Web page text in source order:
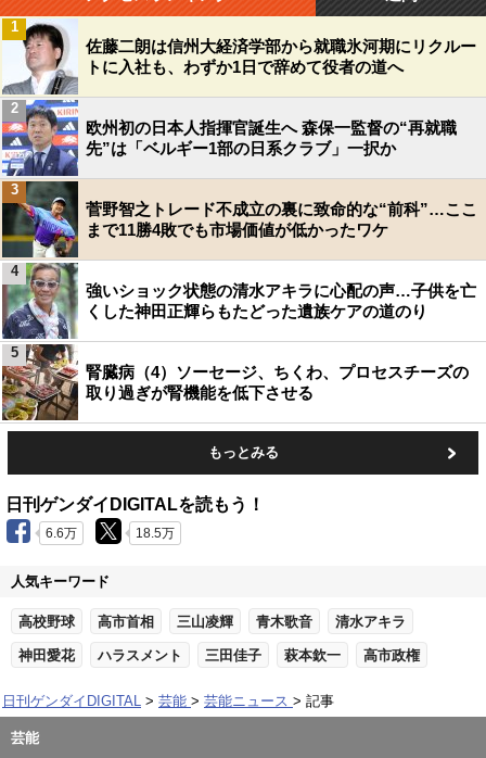
佐藤二朗は信州大経済学部から就職氷河期にリクルー
トに入社も、わずか1日で辞めて役者の道へ
1
欧州初の日本人指揮官誕生へ 森保一監督の“再就職
先”は「ベルギー1部の日系クラブ」一択か
2
菅野智之トレード不成立の裏に致命的な“前科”…ここ
まで11勝4敗でも市場価値が低かったワケ
3
強いショック状態の清水アキラに心配の声…子供を亡
くした神田正輝らもたどった遺族ケアの道のり
4
腎臓病（4）ソーセージ、ちくわ、プロセスチーズの
取り過ぎが腎機能を低下させる
5
もっとみる
日刊ゲンダイDIGITALを読もう！
6.6万 18.5万
人気キーワード
高校野球 高市首相 三山凌輝 青木歌音 清水アキラ
神田愛花 ハラスメント 三田佳子 萩本欽一 高市政権
日刊ゲンダイDIGITAL 芸能 芸能ニュース 記事
芸能